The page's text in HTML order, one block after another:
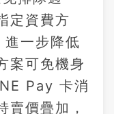
定資費方
一步降低
案可免機身
Pay 卡消
賣價疊加，